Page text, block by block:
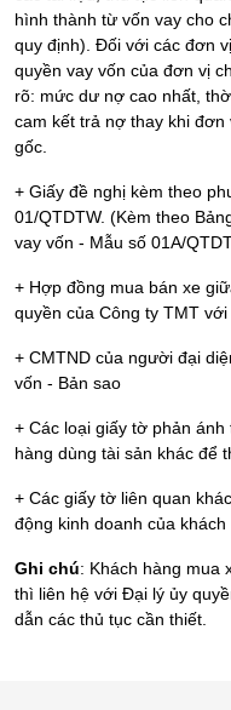
hình thành từ vốn vay cho
quy định). Đối với các đơn
quyền vay vốn của đơn vị
rõ: mức dư nợ cao nhất,
cam kết trả nợ thay khi
gốc.
+ Giấy đề nghị kèm theo
01/QTDTW. (Kèm theo
vay vốn - Mẫu số 01A/
+ Hợp đồng mua bán xe
quyền của Công ty TMT
+ CMTND của người đại
vốn - Bản sao
+ Các loại giấy tờ phản
hàng dùng tài sản khác để
+ Các giấy tờ liên quan
động kinh doanh của khách
Ghi chú: Khách hàng mua
thì liên hệ với Đại lý ủy
dẫn các thủ tục cần thiết.